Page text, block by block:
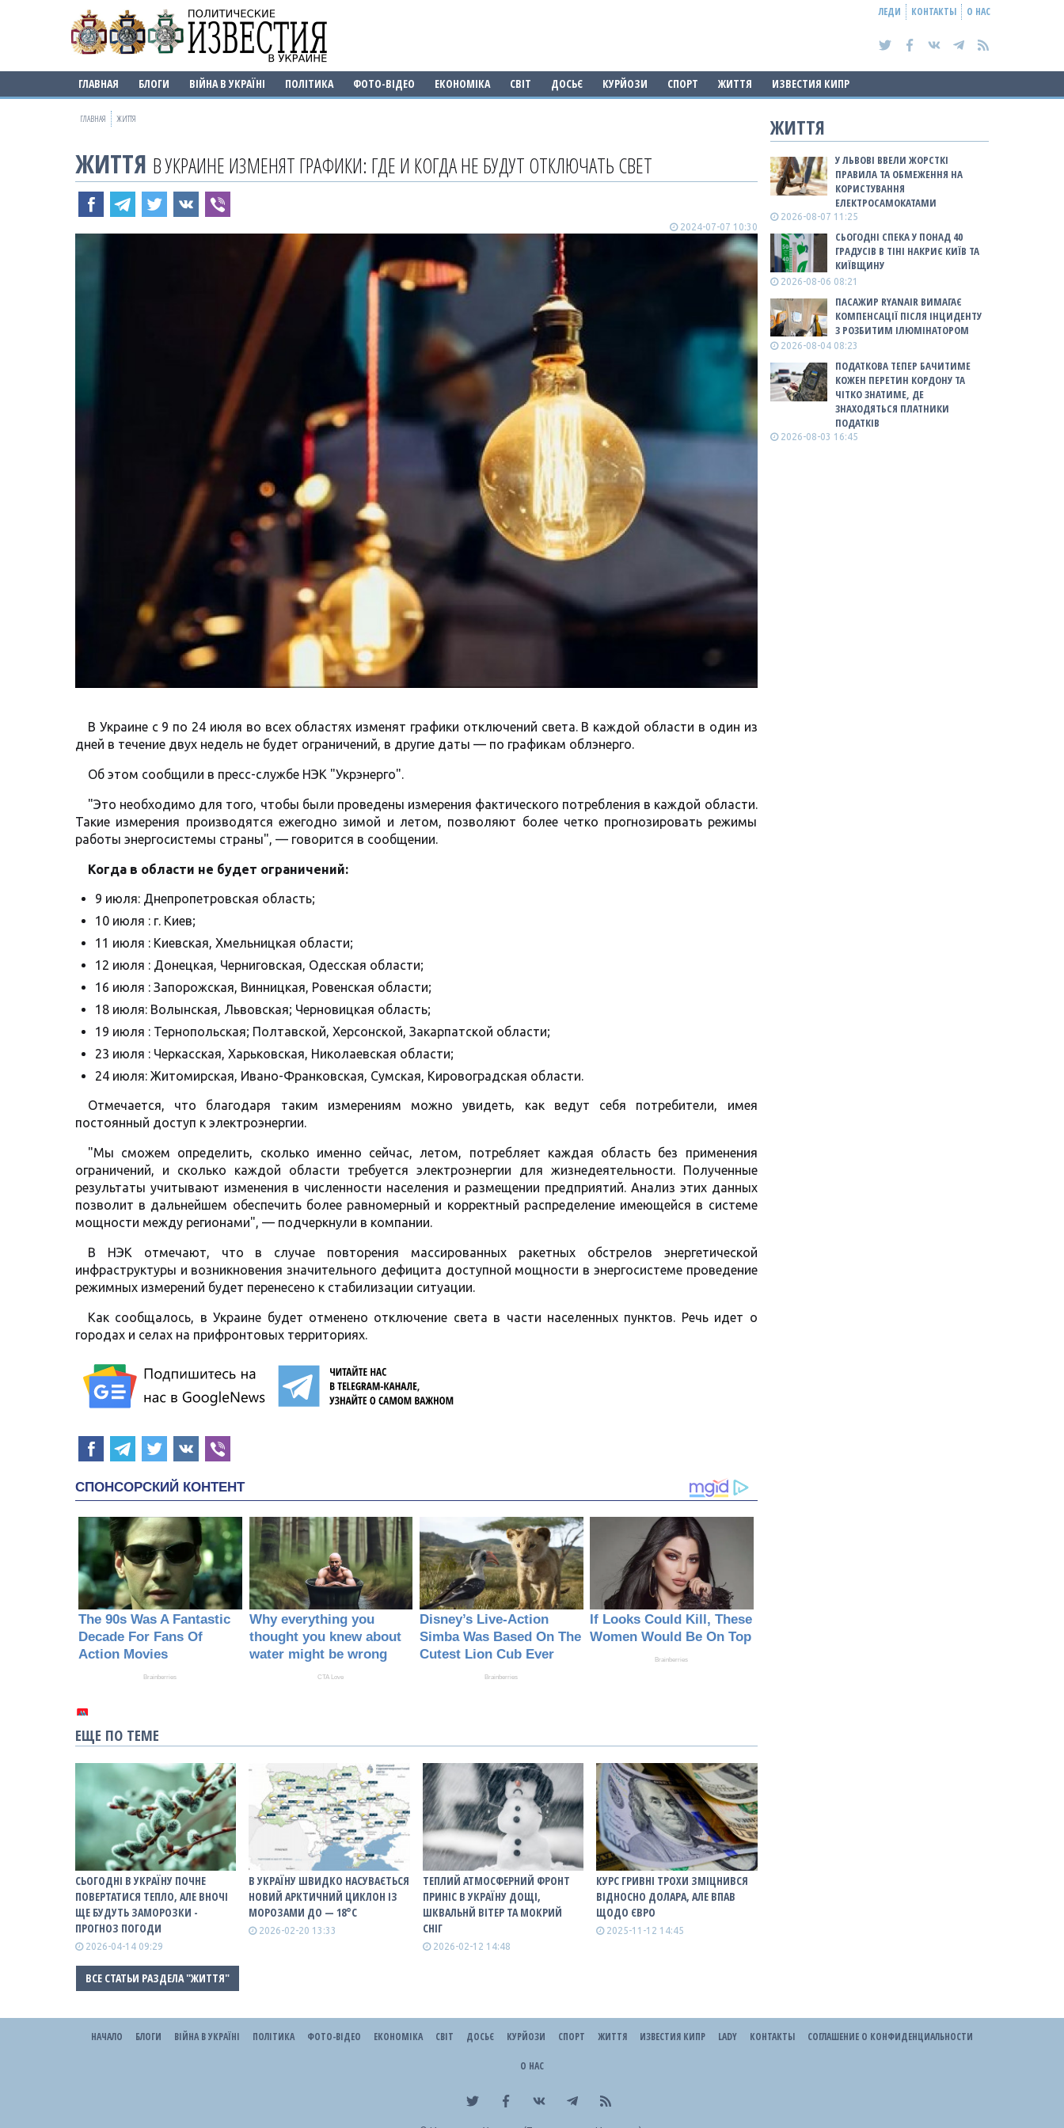
ЛЕДИ КОНТАКТЫ О НАС
ГЛАВНАЯ БЛОГИ ВІЙНА В УКРАЇНІ ПОЛІТИКА ФОТО-ВІДЕО ЕКОНОМІКА СВІТ ДОСЬЄ КУРЙОЗИ СПОРТ ЖИТТЯ ИЗВЕСТИЯ КИПР
ГЛАВНАЯ ЖИТТЯ
ЖИТТЯ В УКРАИНЕ ИЗМЕНЯТ ГРАФИКИ: ГДЕ И КОГДА НЕ БУДУТ ОТКЛЮЧАТЬ СВЕТ
2024-07-07 10:30
В Украине с 9 по 24 июля во всех областях изменят графики отключений света. В каждой области в один из
дней в течение двух недель не будет ограничений, в другие даты — по графикам облэнерго.
Об этом сообщили в пресс-службе НЭК "Укрэнерго".
"Это необходимо для того, чтобы были проведены измерения фактического потребления в каждой области.
Такие измерения производятся ежегодно зимой и летом, позволяют более четко прогнозировать режимы
работы энергосистемы страны", — говорится в сообщении.
Когда в области не будет ограничений:
9 июля: Днепропетровская область;
10 июля : г. Киев;
11 июля : Киевская, Хмельницкая области;
12 июля : Донецкая, Черниговская, Одесская области;
16 июля : Запорожская, Винницкая, Ровенская области;
18 июля: Волынская, Львовская; Черновицкая область;
19 июля : Тернопольская; Полтавской, Херсонской, Закарпатской области;
23 июля : Черкасская, Харьковская, Николаевская области;
24 июля: Житомирская, Ивано-Франковская, Сумская, Кировоградская области.
Отмечается, что благодаря таким измерениям можно увидеть, как ведут себя потребители, имея
постоянный доступ к электроэнергии.
"Мы сможем определить, сколько именно сейчас, летом, потребляет каждая область без применения
ограничений, и сколько каждой области требуется электроэнергии для жизнедеятельности. Полученные
результаты учитывают изменения в численности населения и размещении предприятий. Анализ этих данных
позволит в дальнейшем обеспечить более равномерный и корректный распределение имеющейся в системе
мощности между регионами", — подчеркнули в компании.
В НЭК отмечают, что в случае повторения массированных ракетных обстрелов энергетической
инфраструктуры и возникновения значительного дефицита доступной мощности в энергосистеме проведение
режимных измерений будет перенесено к стабилизации ситуации.
Как сообщалось, в Украине будет отменено отключение света в части населенных пунктов. Речь идет о
городах и селах на прифронтовых территориях.
ЕЩЕ ПО ТЕМЕ
СЬОГОДНІ В УКРАЇНУ ПОЧНЕ
ПОВЕРТАТИСЯ ТЕПЛО, АЛЕ ВНОЧІ
ЩЕ БУДУТЬ ЗАМОРОЗКИ -
ПРОГНОЗ ПОГОДИ
2026-04-14 09:29
В УКРАЇНУ ШВИДКО НАСУВАЄТЬСЯ
НОВИЙ АРКТИЧНИЙ ЦИКЛОН ІЗ
МОРОЗАМИ ДО — 18°С
2026-02-20 13:33
ТЕПЛИЙ АТМОСФЕРНИЙ ФРОНТ
ПРИНІС В УКРАЇНУ ДОЩІ,
ШКВАЛЬНЙ ВІТЕР ТА МОКРИЙ
СНІГ
2026-02-12 14:48
КУРС ГРИВНІ ТРОХИ ЗМІЦНИВСЯ
ВІДНОСНО ДОЛАРА, АЛЕ ВПАВ
ЩОДО ЄВРО
2025-11-12 14:45
ВСЕ СТАТЬИ РАЗДЕЛА "ЖИТТЯ"
ЖИТТЯ
У ЛЬВОВІ ВВЕЛИ ЖОРСТКІ
ПРАВИЛА ТА ОБМЕЖЕННЯ НА
КОРИСТУВАННЯ
ЕЛЕКТРОСАМОКАТАМИ
2026-08-07 11:25
СЬОГОДНІ СПЕКА У ПОНАД 40
ГРАДУСІВ В ТІНІ НАКРИЄ КИЇВ ТА
КИЇВЩИНУ
2026-08-06 08:21
ПАСАЖИР RYANAIR ВИМАГАЄ
КОМПЕНСАЦІЇ ПІСЛЯ ІНЦИДЕНТУ
З РОЗБИТИМ ІЛЮМІНАТОРОМ
2026-08-04 08:23
ПОДАТКОВА ТЕПЕР БАЧИТИМЕ
КОЖЕН ПЕРЕТИН КОРДОНУ ТА
ЧІТКО ЗНАТИМЕ, ДЕ
ЗНАХОДЯТЬСЯ ПЛАТНИКИ
ПОДАТКІВ
2026-08-03 16:45
НАЧАЛО БЛОГИ ВІЙНА В УКРАЇНІ ПОЛІТИКА ФОТО-ВІДЕО ЕКОНОМІКА СВІТ ДОСЬЄ КУРЙОЗИ СПОРТ ЖИТТЯ ИЗВЕСТИЯ КИПР LADY КОНТАКТЫ СОГЛАШЕНИЕ О КОНФИДЕНЦИАЛЬНОСТИ
О НАС